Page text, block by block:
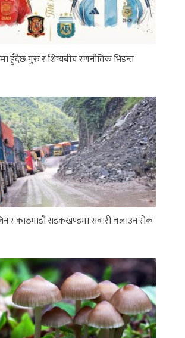
हुँदैछ गुरु र शिष्यबीच रणनीतिक भिडन्त
र काठमाडौं सडकखण्डमा सवारी चलाउन रोक